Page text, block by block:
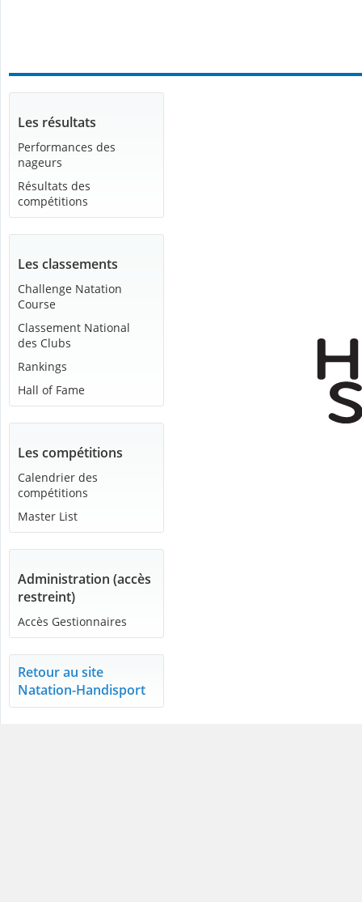
Les résultats
Performances des
nageurs
Résultats des
compétitions
Les classements
Challenge Natation
Course
Classement National
des Clubs
Rankings
Hall of Fame
Les compétitions
Calendrier des
compétitions
Master List
Administration (accès
restreint)
Accès Gestionnaires
Retour au site
Natation-Handisport